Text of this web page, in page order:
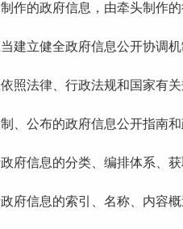
的政府信息，由牵头制作的
建立健全政府信息公开协调
法律、行政法规和国家有关
、公布的政府信息公开指南
信息的分类、编排体系、获
信息的索引、名称、内容概